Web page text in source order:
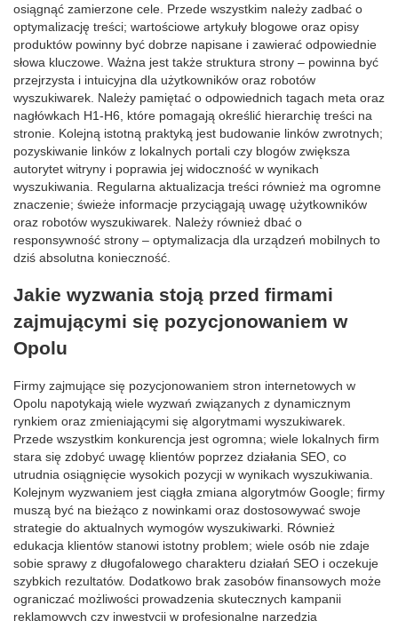
osiągnąć zamierzone cele. Przede wszystkim należy zadbać o
optymalizację treści; wartościowe artykuły blogowe oraz opisy
produktów powinny być dobrze napisane i zawierać odpowiednie
słowa kluczowe. Ważna jest także struktura strony – powinna być
przejrzysta i intuicyjna dla użytkowników oraz robotów
wyszukiwarek. Należy pamiętać o odpowiednich tagach meta oraz
nagłówkach H1-H6, które pomagają określić hierarchię treści na
stronie. Kolejną istotną praktyką jest budowanie linków zwrotnych;
pozyskiwanie linków z lokalnych portali czy blogów zwiększa
autorytet witryny i poprawia jej widoczność w wynikach
wyszukiwania. Regularna aktualizacja treści również ma ogromne
znaczenie; świeże informacje przyciągają uwagę użytkowników
oraz robotów wyszukiwarek. Należy również dbać o
responsywność strony – optymalizacja dla urządzeń mobilnych to
dziś absolutna konieczność.
Jakie wyzwania stoją przed firmami
zajmującymi się pozycjonowaniem w
Opolu
Firmy zajmujące się pozycjonowaniem stron internetowych w
Opolu napotykają wiele wyzwań związanych z dynamicznym
rynkiem oraz zmieniającymi się algorytmami wyszukiwarek.
Przede wszystkim konkurencja jest ogromna; wiele lokalnych firm
stara się zdobyć uwagę klientów poprzez działania SEO, co
utrudnia osiągnięcie wysokich pozycji w wynikach wyszukiwania.
Kolejnym wyzwaniem jest ciągła zmiana algorytmów Google; firmy
muszą być na bieżąco z nowinkami oraz dostosowywać swoje
strategie do aktualnych wymogów wyszukiwarki. Również
edukacja klientów stanowi istotny problem; wiele osób nie zdaje
sobie sprawy z długofalowego charakteru działań SEO i oczekuje
szybkich rezultatów. Dodatkowo brak zasobów finansowych może
ograniczać możliwości prowadzenia skutecznych kampanii
reklamowych czy inwestycji w profesjonalne narzędzia